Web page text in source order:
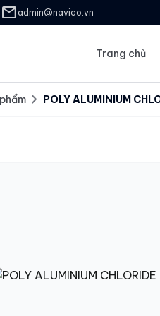
mailadmin@navico.vn
Trang chủ
chevron_right POLY ALUMINIUM